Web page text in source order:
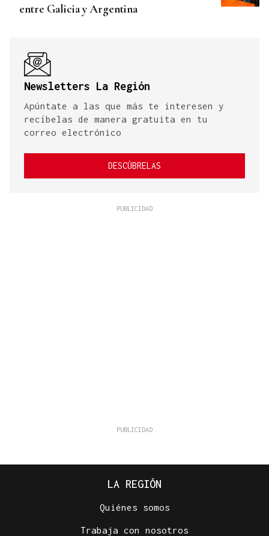
entre Galicia y Argentina
Newsletters La Región
Apúntate a las que más te interesen y
recíbelas de manera gratuita en tu
correo electrónico
DESCÚBRELAS
LA REGIÓN
Quiénes somos
Trabaja con nosotros